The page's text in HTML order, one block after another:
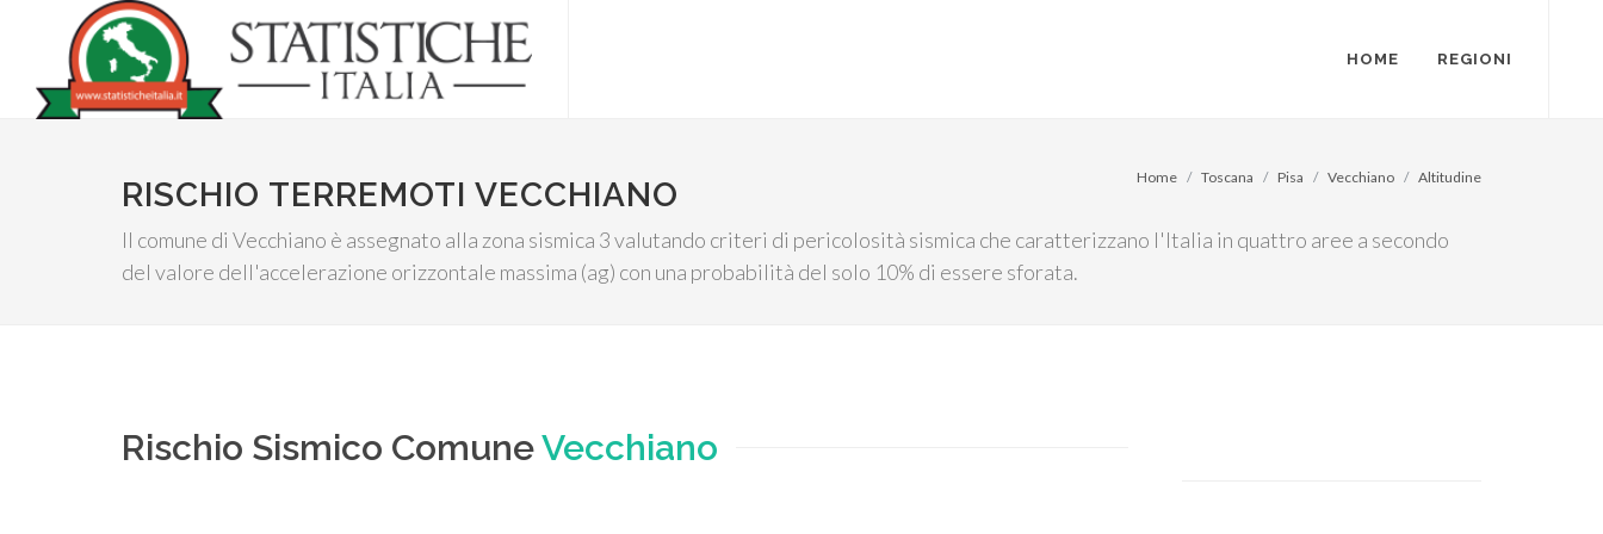
HOME REGIONI
RISCHIO TERREMOTI VECCHIANO
Il comune di Vecchiano è assegnato alla zona sismica 3 valutando criteri di pericolosità sismica che caratterizzano l'Italia in quattro aree a secondo
del valore dell'accelerazione orizzontale massima (ag) con una probabilità del solo 10% di essere sforata.
Home Toscana Pisa Vecchiano Altitudine
Rischio Sismico ComuneVecchiano